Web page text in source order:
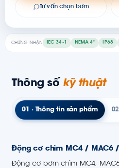
CHỨNG NHẬN IEC 34-1 NEMA 4" IP68
Tư vấn chọn bơm
Thông số kỹ thuật
01 · Thông tin sản phẩm
Động cơ chìm MC4 / MAC6
Động cơ bơm chìm MC4,